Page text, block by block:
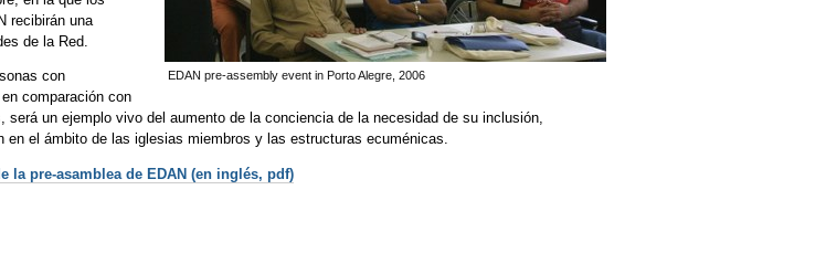
EDAN pre-assembly event in Porto Alegre, 2006
recibirán una
de la Red.
con
comparación con
será un ejemplo vivo del aumento de la conciencia de la necesidad de su inclusión,
en el ámbito de las iglesias miembros y las estructuras ecuménicas.
la pre-asamblea de EDAN (en inglés, pdf)